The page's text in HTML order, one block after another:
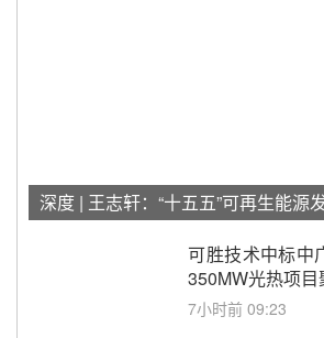
深度 | 王志轩：“十五五”可再生能源
可胜技术中标中
350MW光热项
7小时前 09:23